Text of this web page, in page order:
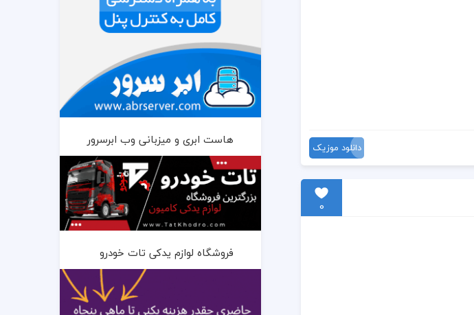
دانلود موزیک
0
هاست ابری و میزبانی وب ابرسرور
فروشگاه لوازم یدکی تات خودرو